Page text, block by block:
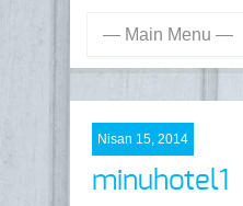
Nisan 15, 2014
minuhotel1